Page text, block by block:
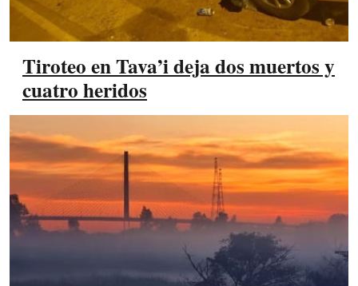
Tiroteo en Tava’i deja dos muertos y
cuatro heridos